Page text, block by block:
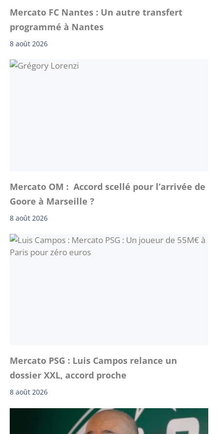
Mercato FC Nantes : Un autre transfert
programmé à Nantes
8 août 2026
Mercato OM : Accord scellé pour l’arrivée de
Goore à Marseille ?
8 août 2026
Mercato PSG : Luis Campos relance un
dossier XXL, accord proche
8 août 2026